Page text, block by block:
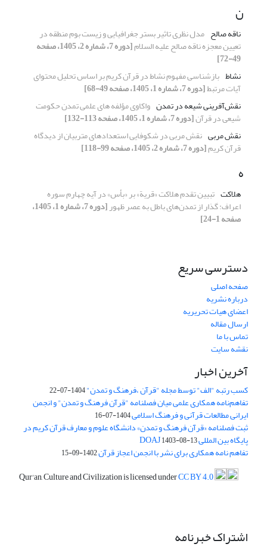
ن
ناقه صالح مدل نظری تاثیر بستر جغرافیایی و زیست بوم منطقه در
تعیین معجزه ناقه صالح علیه السلام [دوره 7، شماره 2، 1405، صفحه
49-72]
نشاط بازشناسی مفهوم نشاط در قرآن کریم بر اساس تحلیل محتوای
آیات مرتبط[دوره 7، شماره 1، 1405، صفحه 49-68]
نقش‌آفرینی شیعه در تمدن واکاوی مؤلفه های علمی تمدن حکومت
شیعی در قرآن[دوره 7، شماره 1، 1405، صفحه 113-132]
نقش مربی نقش مربی در شکوفایی استعدادهای متربیان از دیدگاه
قرآن کریم[دوره 7، شماره 2، 1405، صفحه 99-118]
ه
هلاکت تبیین تقدم هلاکت «قریة» بر «بأس» در آیه چهارم سوره
اعراف: گذار از تمدن‌های باطل به عصر ظهور [دوره 7، شماره 1، 1405،
صفحه 1-24]
دسترسی سریع
صفحه اصلی
درباره نشریه
اعضای هیات تحریریه
ارسال مقاله
تماس با ما
نقشه سایت
آخرین اخبار
کسب رتبه "الف" توسط مجله "قرآن ،فرهنگ و تمدن"1404-07-22
تفاهم‌نامه همکاری علمی میان فصلنامه "قرآن فرهنگ و تمدن" و انجمن
ایرانی مطالعات قرآنی و فرهنگ اسلامی1404-07-16
ثبت فصلنامه «قرآن فرهنگ و تمدن» دانشگاه علوم و معارف قرآن کریم در
پایگاه بین المللی DOAJ1403-08-13
تفاهم نامه همکاری برای نشر با انجمن اعجاز قرآن1402-09-15
Qur'an, Culture and Civilization is licensed underCC BY 4.0
اشتراک خبرنامه